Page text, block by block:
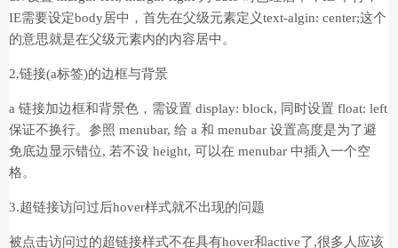
IE需要设定body居中，首先在父级元素定义text-algin: center;这个
的意思就是在父级元素内的内容居中。
2.链接(a标签)的边框与背景
a 链接加边框和背景色，需设置 display: block, 同时设置 float: left
保证不换行。参照 menubar, 给 a 和 menubar 设置高度是为了避
免底边显示错位, 若不设 height, 可以在 menubar 中插入一个空
格。
3.超链接访问过后hover样式就不出现的问题
被点击访问过的超链接样式不在具有hover和active了,很多人应该